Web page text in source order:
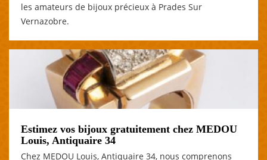
les amateurs de bijoux précieux à Prades Sur
Vernazobre.
Estimez vos bijoux gratuitement chez MEDOU
Louis, Antiquaire 34
Chez MEDOU Louis, Antiquaire 34, nous comprenons